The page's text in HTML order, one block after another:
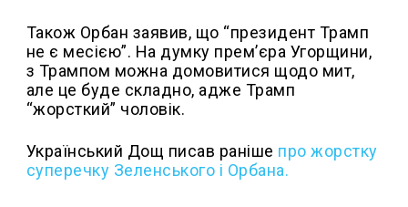
Також Орбан заявив, що “президент Трамп
не є месією”. На думку прем’єра Угорщини,
з Трампом можна домовитися щодо мит,
але це буде складно, адже Трамп
“жорсткий” чоловік.
Український Дощ писав раніше про жорстку
суперечку Зеленського і Орбана.